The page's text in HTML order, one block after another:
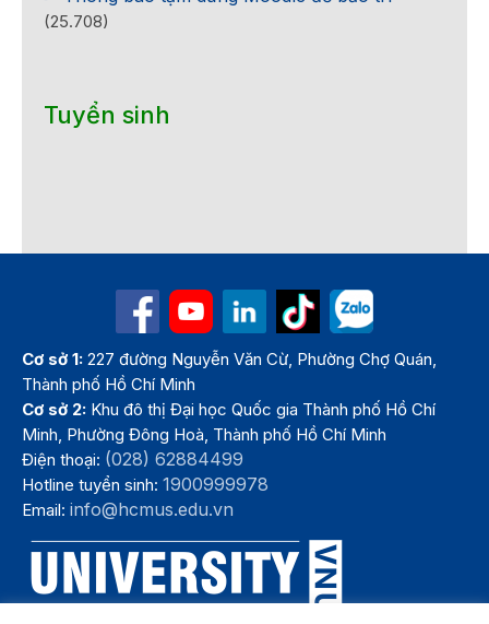
(25.708)
Tuyển sinh
Cơ sở 1: 227 đường Nguyễn Văn Cừ, Phường Chợ Quán,
Thành phố Hồ Chí Minh
Cơ sở 2: Khu đô thị Đại học Quốc gia Thành phố Hồ Chí
Minh, Phường Đông Hoà, Thành phố Hồ Chí Minh
Điện thoại: (028) 62884499
Hotline tuyển sinh:1900999978
Email:info@hcmus.edu.vn